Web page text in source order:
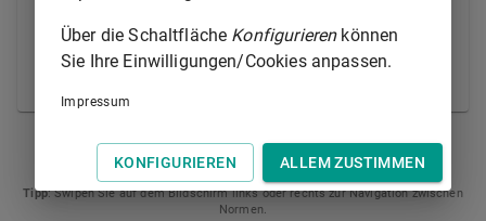
Abschluss des Reisefrachtvertrags zu benennen, so
muss er mit der gebotenen Sorgfalt einen sicheren
§ 529
Tipp: Swipen Sie auf dem Bildschirm links oder rechts zur Navigation zwischen
Normen.
Über die Schaltfläche Konfigurierenkönnen
Sie Ihre Einwilligungen/Cookies anpassen.
Impressum
KONFIGURIEREN ALLEM ZUSTIMMEN